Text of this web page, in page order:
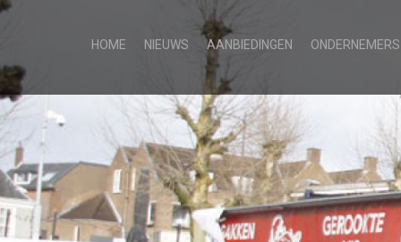
HOME NIEUWS AANBIEDINGEN ONDERNEMERS